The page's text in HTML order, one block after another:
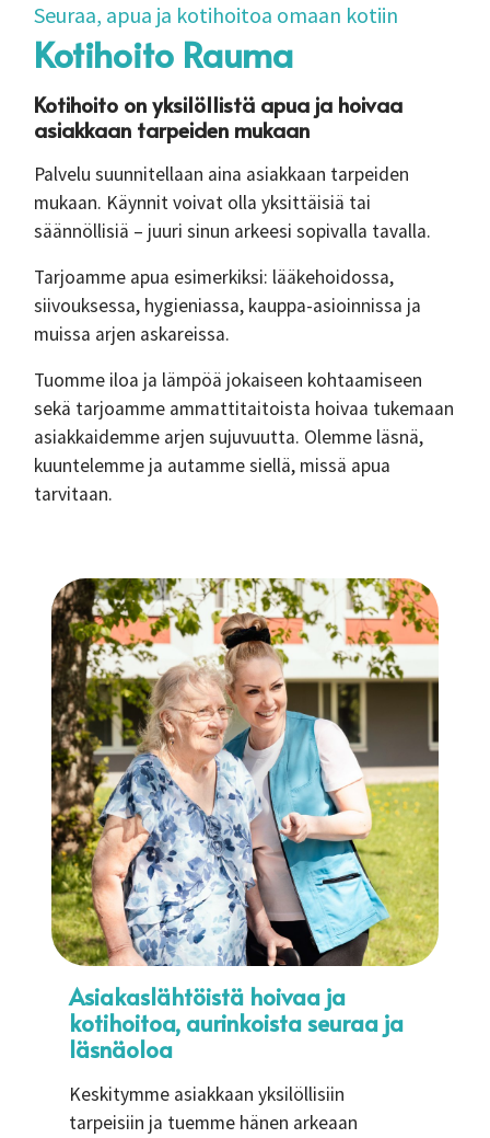
Seuraa, apua ja kotihoitoa omaan kotiin
Kotihoito Rauma
Kotihoito on yksilöllistä apua ja hoivaa
asiakkaan tarpeiden mukaan
Palvelu suunnitellaan aina asiakkaan tarpeiden
mukaan. Käynnit voivat olla yksittäisiä tai
säännöllisiä – juuri sinun arkeesi sopivalla tavalla.
Tarjoamme apua esimerkiksi: lääkehoidossa,
siivouksessa, hygieniassa, kauppa-asioinnissa ja
muissa arjen askareissa.
Tuomme iloa ja lämpöä jokaiseen kohtaamiseen
sekä tarjoamme ammattitaitoista hoivaa tukemaan
asiakkaidemme arjen sujuvuutta. Olemme läsnä,
kuuntelemme ja autamme siellä, missä apua
tarvitaan.
Asiakaslähtöistä hoivaa ja
kotihoitoa, aurinkoista seuraa ja
läsnäoloa
Keskitymme asiakkaan yksilöllisiin
tarpeisiin ja tuemme hänen arkeaan